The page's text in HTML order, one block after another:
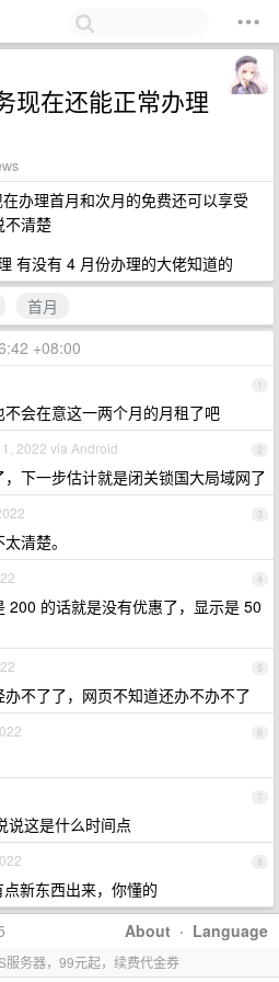
现在还能正常办理
办理首月和次月的免费还可以享受
不清楚
有没有 4 月份办理的大佬知道的
首月
+08:00
1
会在意这一两个月的月租了吧
2
1, 2022 via Android
，下一步估计就是闭关锁国大局域网了
3
清楚。
4
200 的话就是没有优惠了，显示是 50
5
不了了，网页不知道还办不办不了
6
7
说这是什么时间点
8
新东西出来，你懂的
About · Language
务器，99元起，续费代金券